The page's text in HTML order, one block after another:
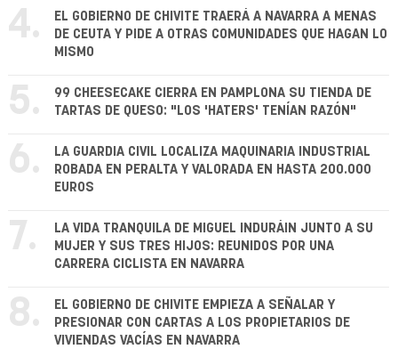
4.
EL GOBIERNO DE CHIVITE TRAERÁ A NAVARRA A MENAS
DE CEUTA Y PIDE A OTRAS COMUNIDADES QUE HAGAN LO
MISMO
5.
99 CHEESECAKE CIERRA EN PAMPLONA SU TIENDA DE
TARTAS DE QUESO: "LOS 'HATERS' TENÍAN RAZÓN"
6.
LA GUARDIA CIVIL LOCALIZA MAQUINARIA INDUSTRIAL
ROBADA EN PERALTA Y VALORADA EN HASTA 200.000
EUROS
7.
LA VIDA TRANQUILA DE MIGUEL INDURÁIN JUNTO A SU
MUJER Y SUS TRES HIJOS: REUNIDOS POR UNA
CARRERA CICLISTA EN NAVARRA
8.
EL GOBIERNO DE CHIVITE EMPIEZA A SEÑALAR Y
PRESIONAR CON CARTAS A LOS PROPIETARIOS DE
VIVIENDAS VACÍAS EN NAVARRA